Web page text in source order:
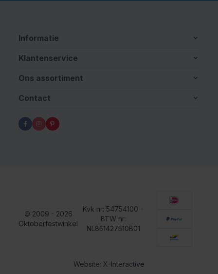
Informatie
Klantenservice
Ons assortiment
Contact
© 2009 - 2026
Oktoberfestwinkel
Kvk nr: 54754100
BTW nr:
NL851427510B01
Website: X-Interactive